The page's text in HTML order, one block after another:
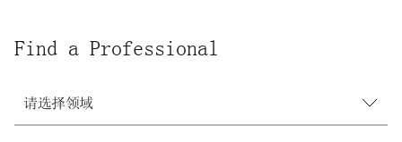
Find a Professional
请选择领域